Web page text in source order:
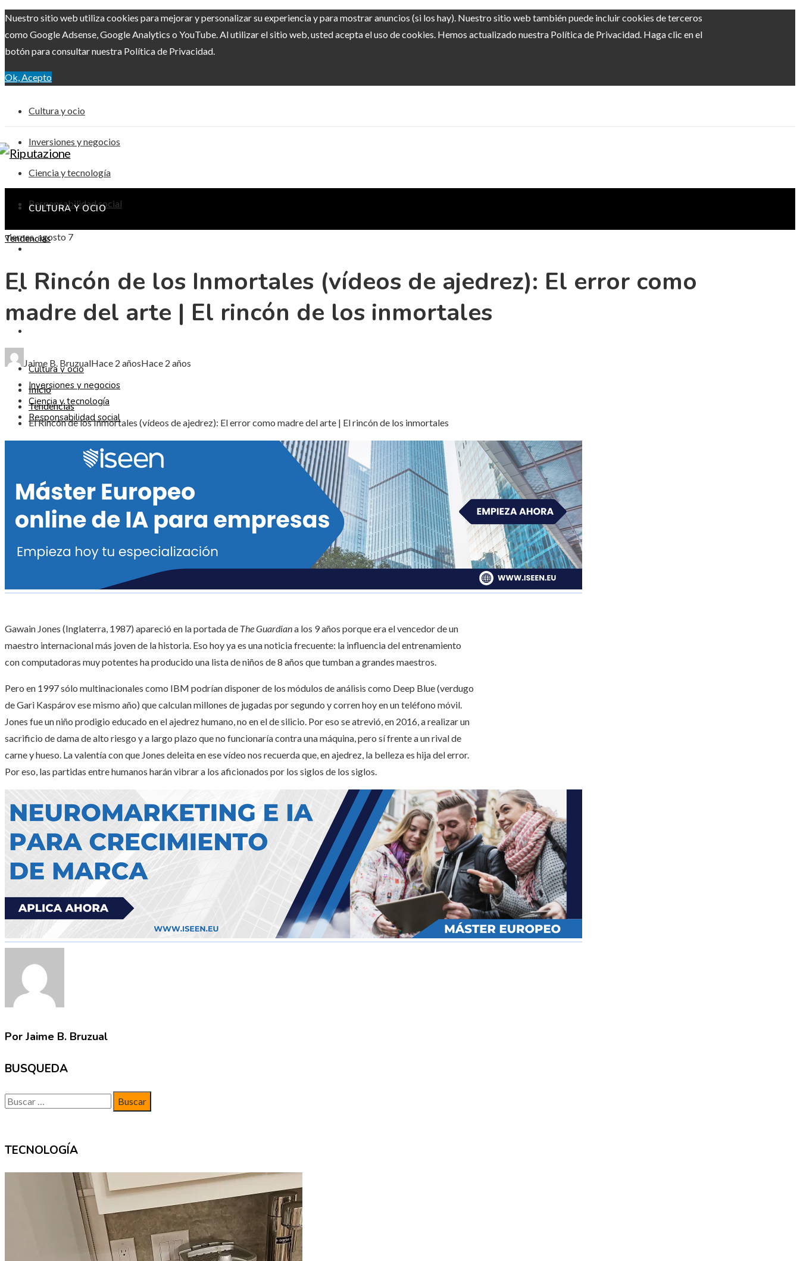
Nuestro sitio web utiliza cookies para mejorar y personalizar su experiencia y para mostrar anuncios (si los hay). Nuestro sitio web también puede incluir cookies de terceros
como Google Adsense, Google Analytics o YouTube. Al utilizar el sitio web, usted acepta el uso de cookies. Hemos actualizado nuestra Política de Privacidad. Haga clic en el
botón para consultar nuestra Política de Privacidad.
Ok, Acepto
Cultura y ocio
Inversiones y negocios
Ciencia y tecnología
Responsabilidad social
viernes, agosto 7
CULTURA Y OCIO
CIENCIA Y TECNOLOGÍA
Cultura y ocio
Inversiones y negocios
Ciencia y tecnología
Responsabilidad social
Tendencias
El Rincón de los Inmortales (vídeos de ajedrez): El error como
madre del arte | El rincón de los inmortales
Jaime B. BruzualHace 2 añosHace 2 años
Inicio
Tendencias
El Rincón de los Inmortales (vídeos de ajedrez): El error como madre del arte | El rincón de los inmortales
Gawain Jones (Inglaterra, 1987) apareció en la portada de The Guardiana los 9 años porque era el vencedor de un
maestro internacional más joven de la historia. Eso hoy ya es una noticia frecuente: la influencia del entrenamiento
con computadoras muy potentes ha producido una lista de niños de 8 años que tumban a grandes maestros.
Pero en 1997 sólo multinacionales como IBM podrían disponer de los módulos de análisis como Deep Blue (verdugo
de Gari Kaspárov ese mismo año) que calculan millones de jugadas por segundo y corren hoy en un teléfono móvil.
Jones fue un niño prodigio educado en el ajedrez humano, no en el de silicio. Por eso se atrevió, en 2016, a realizar un
sacrificio de dama de alto riesgo y a largo plazo que no funcionaría contra una máquina, pero sí frente a un rival de
carne y hueso. La valentía con que Jones deleita en ese vídeo nos recuerda que, en ajedrez, la belleza es hija del error.
Por eso, las partidas entre humanos harán vibrar a los aficionados por los siglos de los siglos.
Por Jaime B. Bruzual
BUSQUEDA
Buscar:
TECNOLOGÍA